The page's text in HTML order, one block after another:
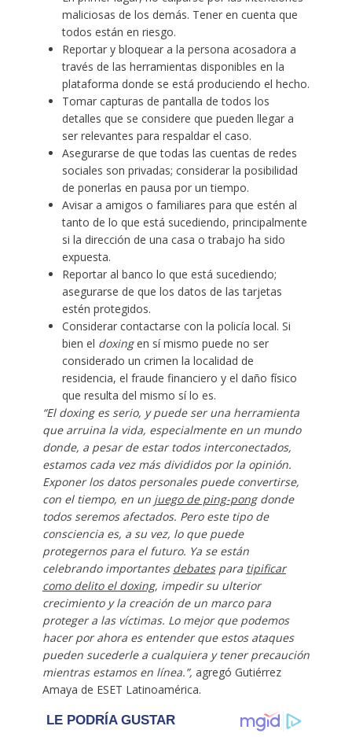
maliciosas de los demás. Tener en cuenta que
todos están en riesgo.
Reportar y bloquear a la persona acosadora a
través de las herramientas disponibles en la
plataforma donde se está produciendo el hecho.
Tomar capturas de pantalla de todos los
detalles que se considere que pueden llegar a
ser relevantes para respaldar el caso.
Asegurarse de que todas las cuentas de redes
sociales son privadas; considerar la posibilidad
de ponerlas en pausa por un tiempo.
Avisar a amigos o familiares para que estén al
tanto de lo que está sucediendo, principalmente
si la dirección de una casa o trabajo ha sido
expuesta.
Reportar al banco lo que está sucediendo;
asegurarse de que los datos de las tarjetas
estén protegidos.
Considerar contactarse con la policía local. Si
bien el doxingen sí mismo puede no ser
considerado un crimen la localidad de
residencia, el fraude financiero y el daño físico
que resulta del mismo sí lo es.
“El doxing es serio, y puede ser una herramienta
que arruina la vida, especialmente en un mundo
donde, a pesar de estar todos interconectados,
estamos cada vez más divididos por la opinión.
Exponer los datos personales puede convertirse,
con el tiempo, en un juego de ping-pongdonde
todos seremos afectados. Pero este tipo de
consciencia es, a su vez, lo que puede
protegernos para el futuro. Ya se están
celebrando importantes debatespara tipificar
como delito el doxing, impedir su ulterior
crecimiento y la creación de un marco para
proteger a las víctimas. Lo mejor que podemos
hacer por ahora es entender que estos ataques
pueden sucederle a cualquiera y tener precaución
mientras estamos en línea.”, agregó Gutiérrez
Amaya de ESET Latinoamérica.